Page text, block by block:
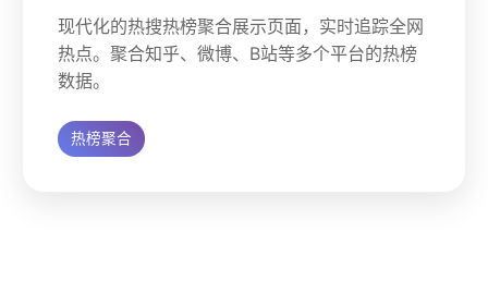
现代化的热搜热榜聚合展示页面，实时追踪全网
热点。聚合知乎、微博、B站等多个平台的热榜
数据。
热榜聚合